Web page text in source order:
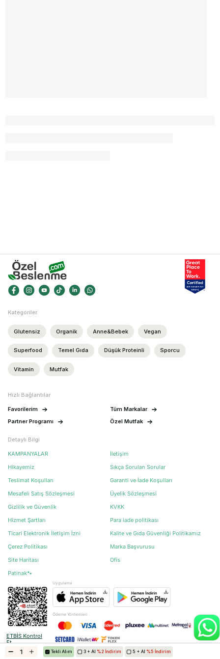
Tekli Alım 3 + Al %2 İndirim 5 + Al %5 İndirim
Kategoriler
Glutensiz Organik Anne&Bebek Vegan
Superfood Temel Gıda Düşük Proteinli Sporcu
Vitamin Mutfak
Hızlı Bağlantılar
Favorilerim
Tüm Markalar
Partner Programı
Özel Mutfak
Detaylı Bilgi
KAMPANYALAR
İletişim
Hikayemiz
Sıkça Sorulan Sorular
Teslimat Koşulları
Garanti ve İade Koşulları
Mesafeli Satış Sözleşmesi
Üyelik Sözleşmesi
Gizlilik ve Güvenlik
KVKK
Hizmet Şartları
Para iade politikası
Ticari Elektronik İletişim İzni
Kalite ve Gıda Güvenliği Politikamız
Çerez Politikası
Marka Başvurusu
Site Haritası
Ofis
Patinak🐾
ETBİS Kontrol
Et
Uygulama
Ödeme Yöntemleri